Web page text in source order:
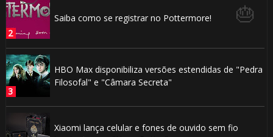
Saiba como se registrar no Pottermore!
HBO Max disponibiliza versões estendidas de "Pedra
Filosofal" e "Câmara Secreta"
Xiaomi lança celular e fones de ouvido sem fio
1️⃣ 8️⃣